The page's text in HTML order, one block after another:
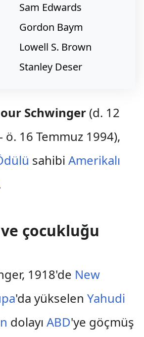
Sam Edwards
Gordon Baym
Lowell S. Brown
Stanley Deser
Schwinger(d. 12
ö. 16 Temmuz 1994),
sahibi Amerikalı
çocukluğu
1918'de New
'da yükselen Yahudi
dolayı ABD'ye göçmüş